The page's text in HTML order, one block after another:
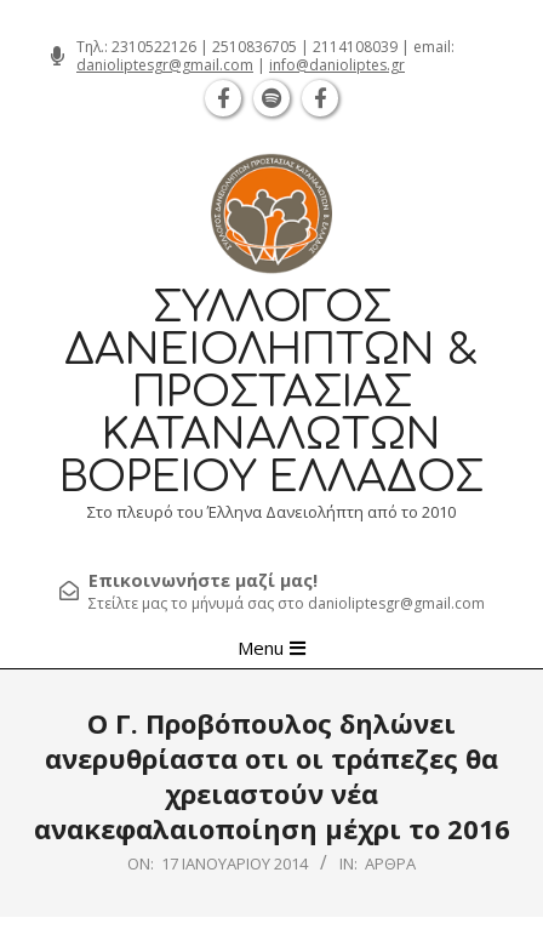
Τηλ.: 2310522126 | 2510836705 | 2114108039 | email:
danioliptesgr@gmail.com | info@danioliptes.gr
ΣΎΛΛΟΓΟΣ
ΔΑΝΕΙΟΛΗΠΤΏΝ &
ΠΡΟΣΤΑΣΊΑΣ
ΚΑΤΑΝΑΛΩΤΏΝ
ΒΟΡΕΊΟΥ ΕΛΛΆΔΟΣ
Στο πλευρό του Έλληνα Δανειολήπτη από το 2010
Επικοινωνήστε μαζί μας!
Στείλτε μας το μήνυμά σας στο danioliptesgr@gmail.com
Navigation
Menu
Ο Γ. Προβόπουλος δηλώνει
ανερυθρίαστα οτι οι τράπεζες θα
χρειαστούν νέα
ανακεφαλαιοποίηση μέχρι το 2016
ON: 17 ΙΑΝΟΥΑΡΊΟΥ 2014 IN: ΆΡΘΡΑ